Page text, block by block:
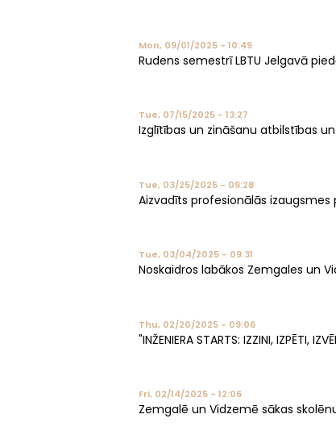
Mon, 09/01/2025 - 10:49
Rudens semestrī LBTU Jelgavā
Tue, 07/15/2025 - 13:27
Izglītības un zināšanu atbilstības
Tue, 03/25/2025 - 09:28
Aizvadīts profesionālās izaugsmes
Tue, 03/04/2025 - 09:31
Noskaidros labākos Zemgales un
Thu, 02/20/2025 - 09:06
"INŽENIERA STARTS: IZZINI, IZPĒTI,
Fri, 02/14/2025 - 12:06
Zemgalē un Vidzemē sākas